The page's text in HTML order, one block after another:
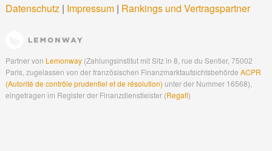
Datenschutz| Impressum| Rankings und Vertragspartner
Partner von Lemonway(Zahlungsinstitut mit Sitz in 8, rue du Sentier, 75002
Paris, zugelassen von der französischen Finanzmarktaufsichtsbehörde ACPR
(Autorité de contrôle prudentiel et de résolution) unter der Nummer 16568),
eingetragen im Register der Finanzdienstleister (Regafi)